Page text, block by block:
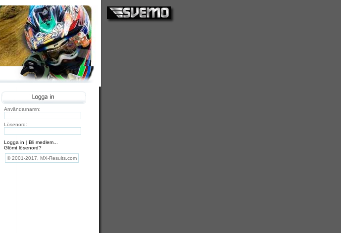
Användarnamn:
Lösenord:
Logga in | Bli medlem...
Glömt lösenord?
© 2001-2017, MX-Results.com